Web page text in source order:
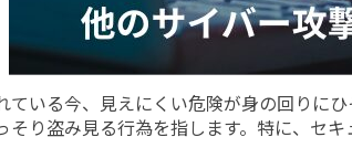
ている今、見えにくい危険が身の回りに
そり盗み見る行為を指します。特に、セ